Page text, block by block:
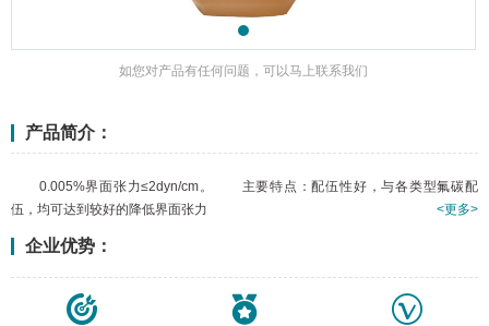
如您对产品有任何问题，可以马上联系我们
产品简介：
0.005%界面张力≤2dyn/cm。 主要特点：配伍性好，与各类型氟碳配
伍，均可达到较好的降低界面张力
<更多>
企业优势：